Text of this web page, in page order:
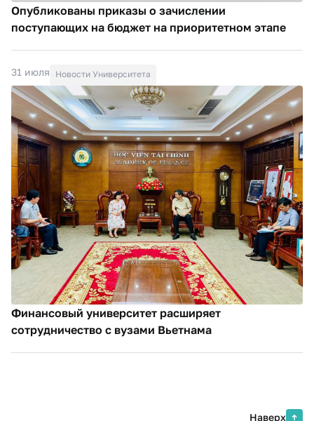
Опубликованы приказы о зачислении
поступающих на бюджет на приоритетном этапе
31 июля Новости Университета
Финансовый университет расширяет
сотрудничество с вузами Вьетнама
Наверх